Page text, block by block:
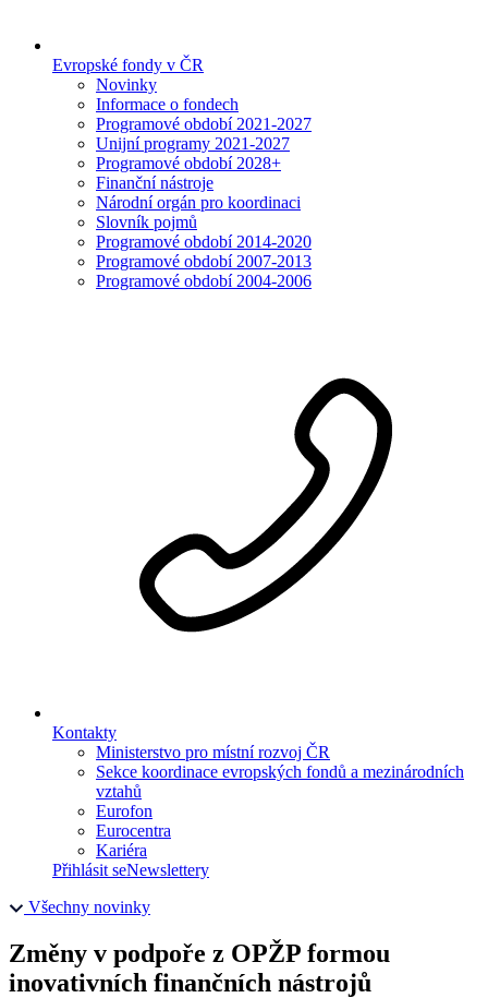
Evropské fondy v ČR
Novinky
Informace o fondech
Programové období 2021-2027
Unijní programy 2021-2027
Programové období 2028+
Finanční nástroje
Národní orgán pro koordinaci
Slovník pojmů
Programové období 2014-2020
Programové období 2007-2013
Programové období 2004-2006
Kontakty
Ministerstvo pro místní rozvoj ČR
Sekce koordinace evropských fondů a mezinárodních
vztahů
Eurofon
Eurocentra
Kariéra
Přihlásit seNewslettery
Všechny novinky
Změny v podpoře z OPŽP formou
inovativních finančních nástrojů